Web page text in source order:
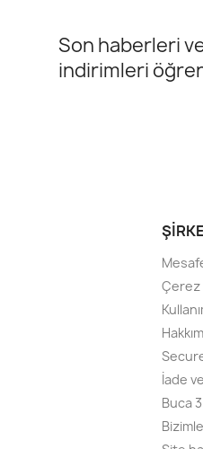
Son haberleri
indirimleri
Çerez
İade
Buca